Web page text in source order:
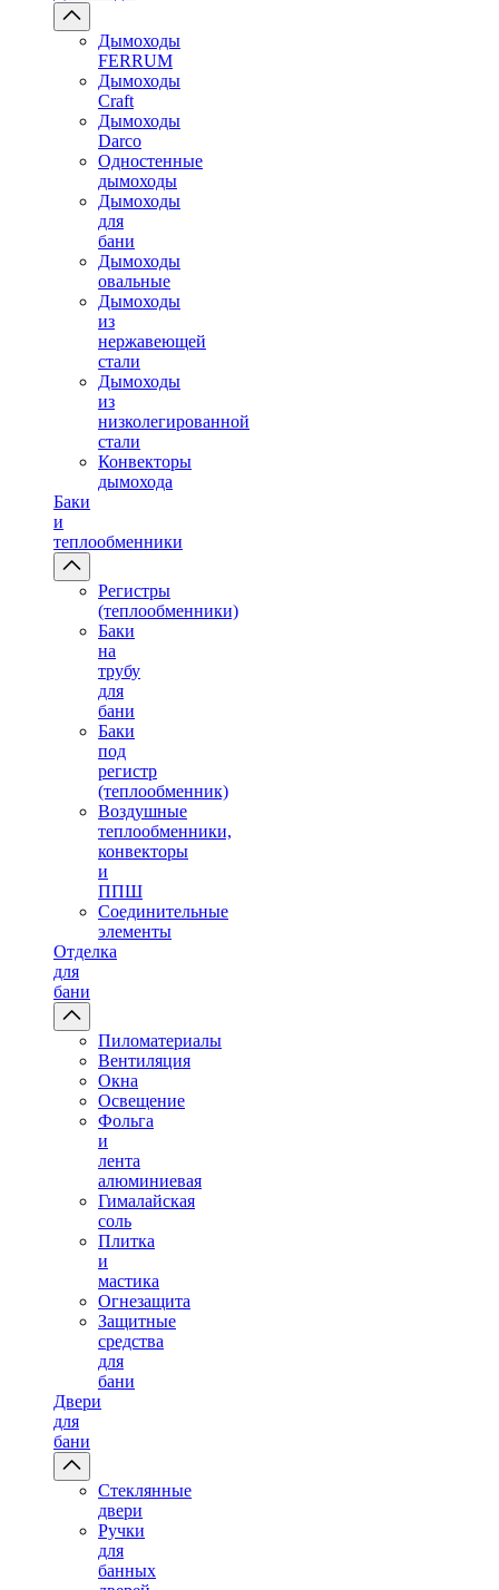
Дымоходы
FERRUM
Дымоходы
Craft
Дымоходы
Darco
Одностенные
дымоходы
Дымоходы
для
бани
Дымоходы
овальные
Дымоходы
из
нержавеющей
стали
Дымоходы
из
низколегированной
стали
Конвекторы
дымохода
Баки
и
теплообменники
Регистры
(теплообменники)
Баки
на
трубу
для
бани
Баки
под
регистр
(теплообменник)
Воздушные
теплообменники,
конвекторы
и
ППШ
Соединительные
элементы
Отделка
для
бани
Пиломатериалы
Вентиляция
Окна
Освещение
Фольга
и
лента
алюминиевая
Гималайская
соль
Плитка
и
мастика
Огнезащита
Защитные
средства
для
бани
Двери
для
бани
Стеклянные
двери
Ручки
для
банных